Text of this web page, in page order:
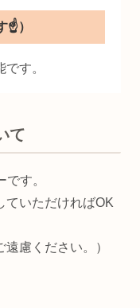
す。
て
す。
ていただければOK
慮ください。）